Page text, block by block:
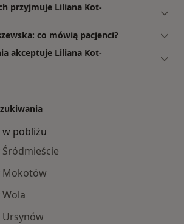
przyjmuje Liliana Kot-
co mówią pacjenci?
akceptuje Liliana Kot-
pobliżu
Mokotów